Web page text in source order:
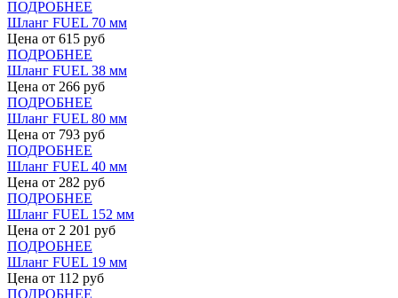
ПОДРОБНЕЕ
Шланг FUEL 70 мм
Цена от 615 руб
ПОДРОБНЕЕ
Шланг FUEL 38 мм
Цена от 266 руб
ПОДРОБНЕЕ
Шланг FUEL 80 мм
Цена от 793 руб
ПОДРОБНЕЕ
Шланг FUEL 40 мм
Цена от 282 руб
ПОДРОБНЕЕ
Шланг FUEL 152 мм
Цена от 2 201 руб
ПОДРОБНЕЕ
Шланг FUEL 19 мм
Цена от 112 руб
ПОДРОБНЕЕ